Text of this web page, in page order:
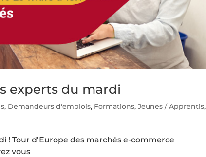
experts du mardi
, Demandeurs d'emplois, Formations,Jeunes / Apprentis,
! Tour d’Europe des marchés e-commerce
vous